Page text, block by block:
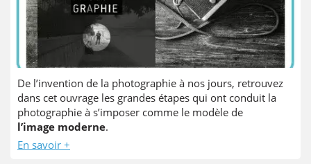
De l’invention de la photographie à nos jours, retrouvez
dans cet ouvrage les grandes étapes qui ont conduit la
photographie à s’imposer comme le modèle de
l’image moderne.
En savoir +